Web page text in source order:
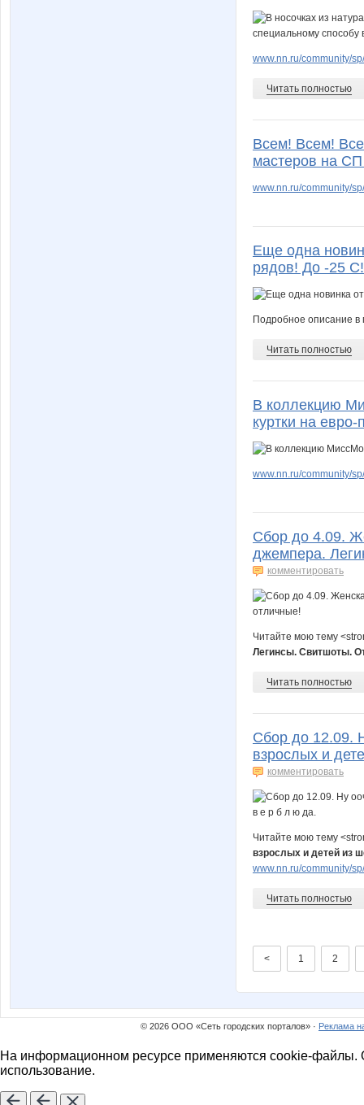
www.nn.ru/community/
Читать полностью
Всем! Всем!
мастеров на
www.nn.ru/community/
Еще одна
рядов! До -25 С!
Подробное описание в
Читать полностью
В коллекцию
куртки на евро-
www.nn.ru/community/
Сбор до 4.09.
джемпера.
комментировать
Читайте мою тему
Легинсы. Свитшоты.
Читать полностью
Сбор до 12.09.
взрослых и
комментировать
Читайте мою тему
взрослых и детей из
www.nn.ru/community/
Читать полностью
< 1 2
© 2026 ООО «Сеть городских порталов» · Реклама
На информационном ресурсе применяются cookie-файлы.
использование.